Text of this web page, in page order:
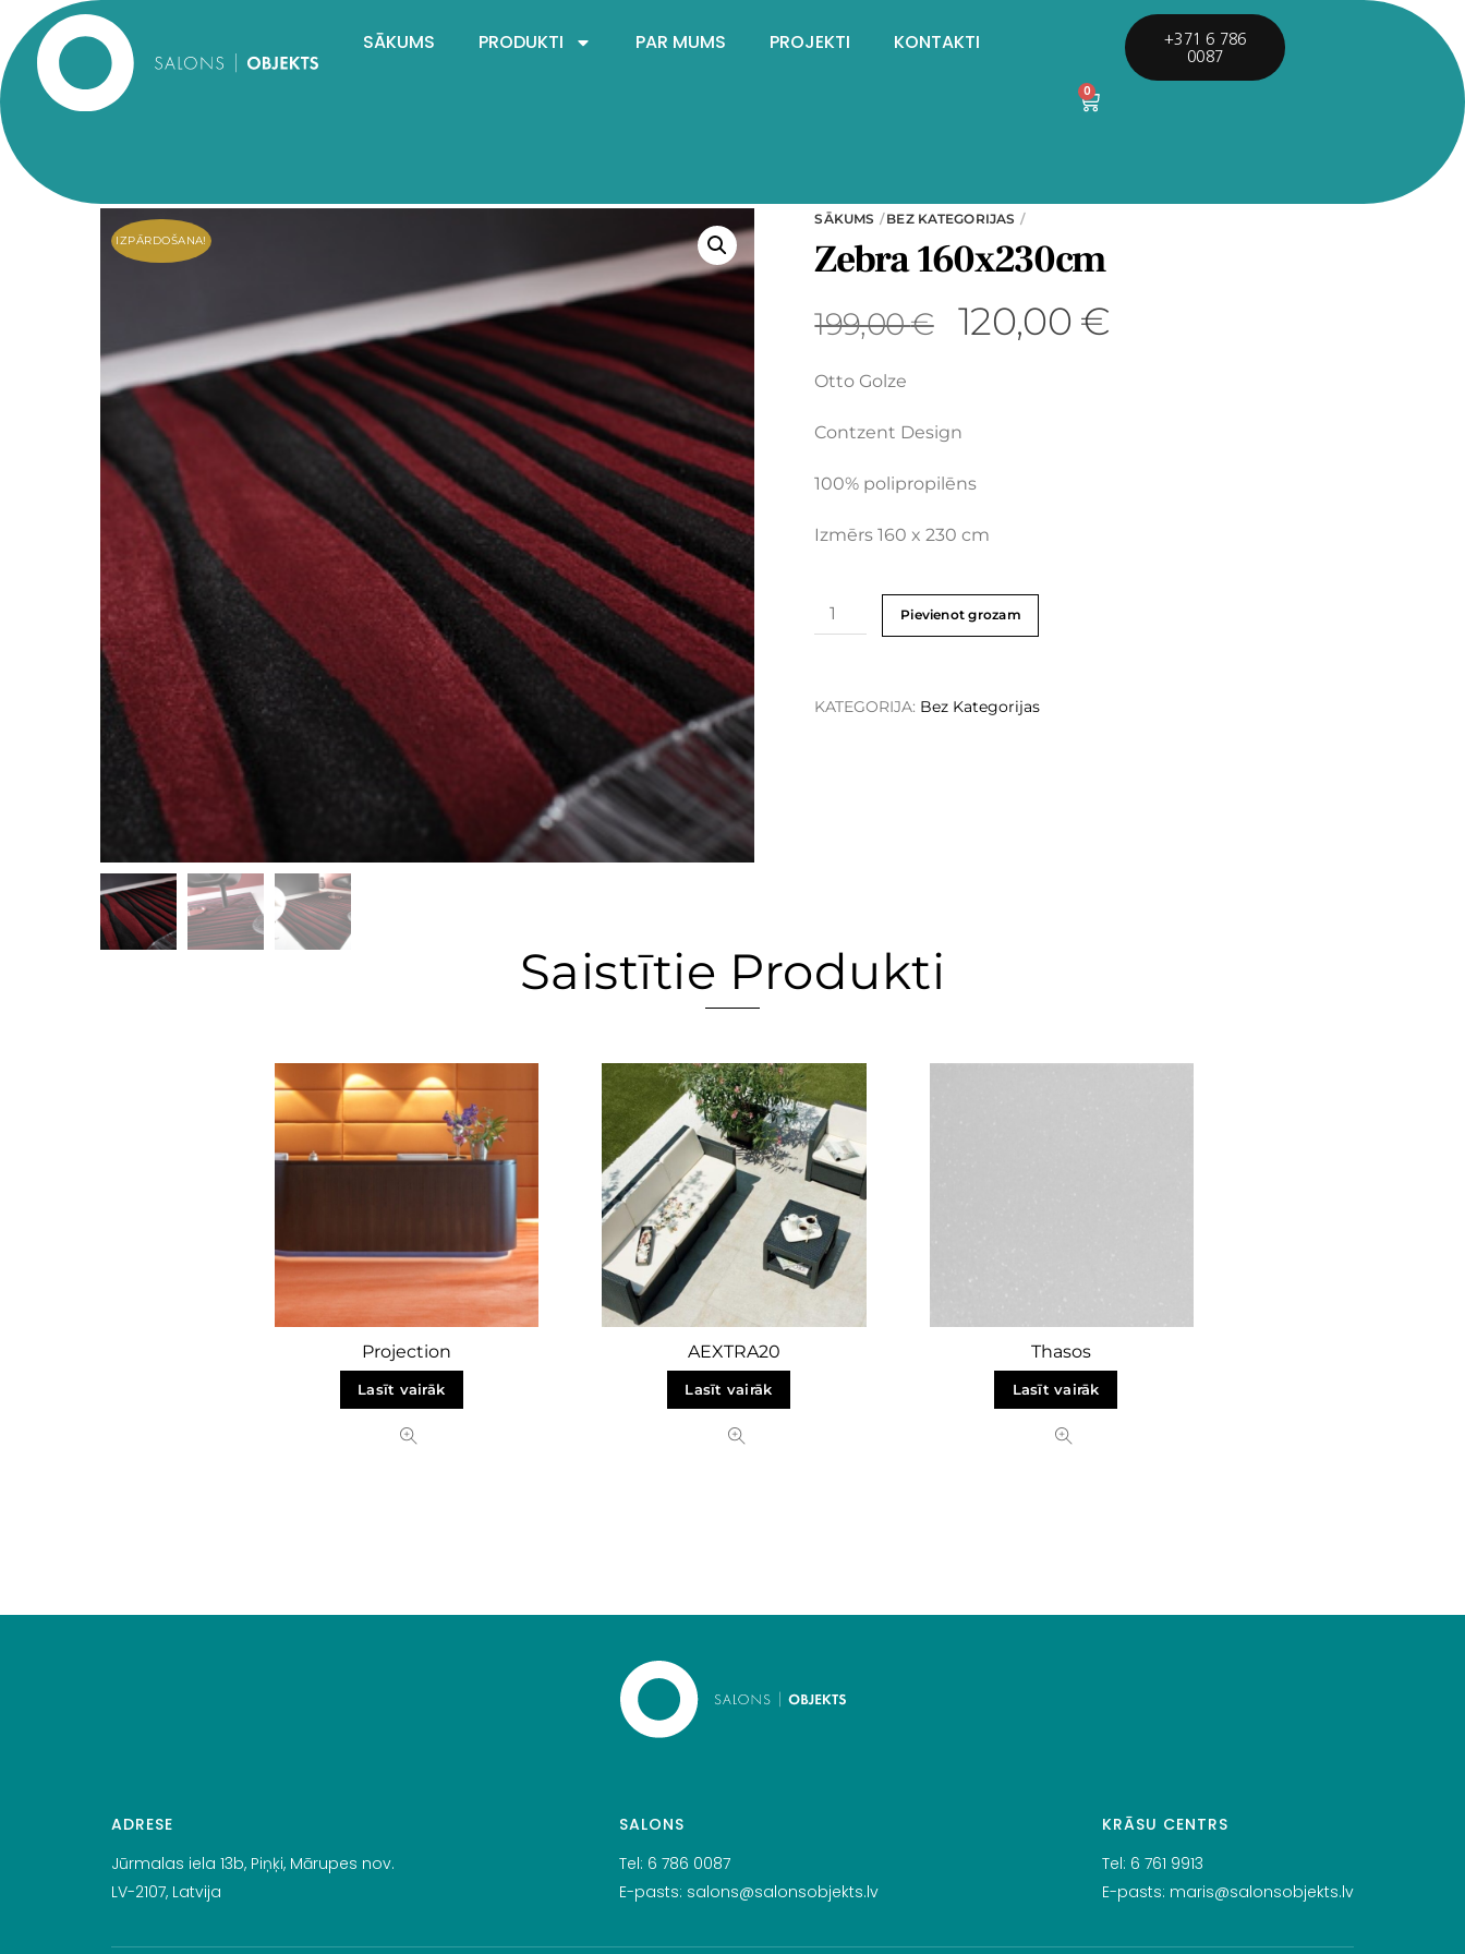
SĀKUMS PRODUKTI PAR MUMS PROJEKTI KONTAKTI
0
+371 6 786
0087
IZPĀRDOŠANA!
SĀKUMS BEZ KATEGORIJAS
Zebra 160x230cm
199,00€ 120,00 €
Otto Golze
Contzent Design
100% polipropilēns
Izmērs 160 x 230 cm
Pievienot grozam
KATEGORIJA: Bez Kategorijas
Saistītie Produkti
Projection
Lasīt vairāk
AEXTRA20
Lasīt vairāk
Thasos
Lasīt vairāk
ADRESE
Jūrmalas iela 13b, Piņķi, Mārupes nov.
LV-2107, Latvija
SALONS
Tel: 6 786 0087
E-pasts: salons@salonsobjekts.lv
KRĀSU CENTRS
Tel: 6 761 9913
E-pasts: maris@salonsobjekts.lv